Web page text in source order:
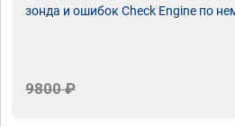
зонда и ошибок Check Engine по
9800 ₽